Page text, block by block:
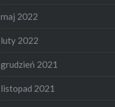
maj 2022
luty 2022
grudzień 2021
listopad 2021